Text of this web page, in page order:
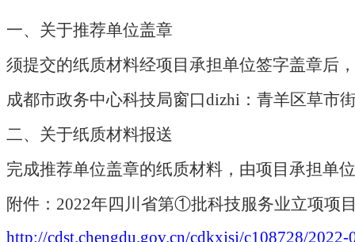
一、关于推荐单位盖章
须提交的纸质材料经项目承担单位签字盖章后
成都市政务中心科技局窗口dizhi：青羊区草市
二、关于纸质材料报送
完成推荐单位盖章的纸质材料，由项目承担单
附件： 2022年四川省第①批科技服务业立项项
http://cdst.chengdu.gov.cn/cdkxjsj/c108728/